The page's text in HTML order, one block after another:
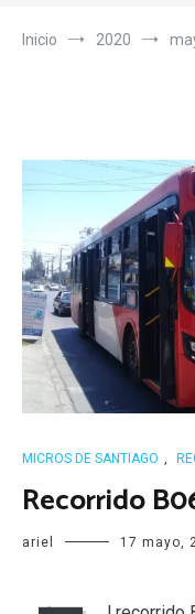
Inicio 2020
MICROS DE SANTIAGO ,
Recorrido
ariel 17 mayo,